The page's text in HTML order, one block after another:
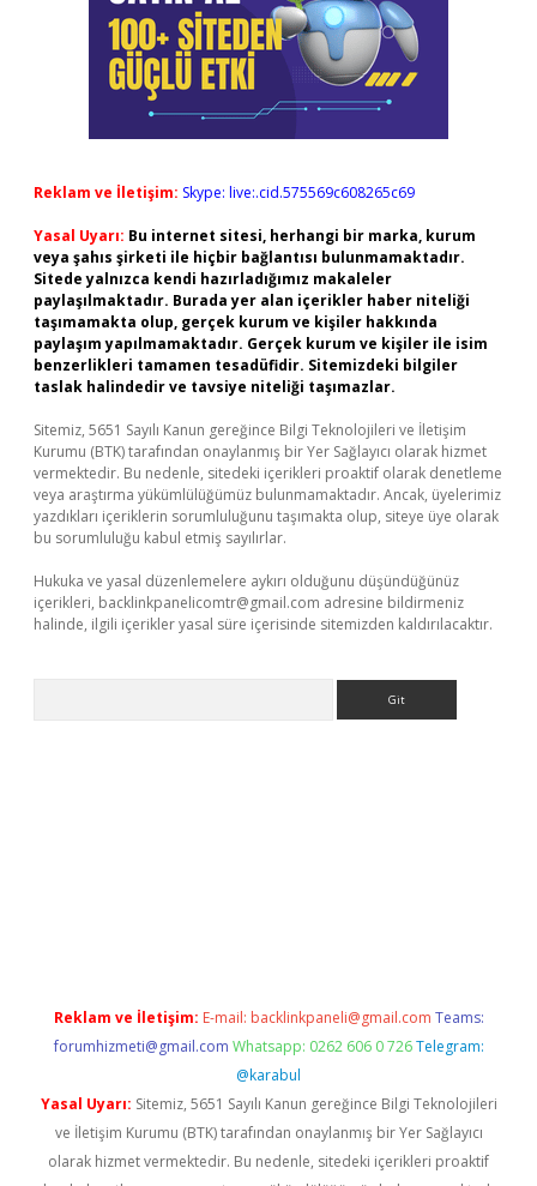
Reklam ve İletişim: Skype: live:.cid.575569c608265c69
Yasal Uyarı: Bu internet sitesi, herhangi bir marka, kurum
veya şahıs şirketi ile hiçbir bağlantısı bulunmamaktadır.
Sitede yalnızca kendi hazırladığımız makaleler
paylaşılmaktadır. Burada yer alan içerikler haber niteliği
taşımamakta olup, gerçek kurum ve kişiler hakkında
paylaşım yapılmamaktadır. Gerçek kurum ve kişiler ile isim
benzerlikleri tamamen tesadüfidir. Sitemizdeki bilgiler
taslak halindedir ve tavsiye niteliği taşımazlar.
Sitemiz, 5651 Sayılı Kanun gereğince Bilgi Teknolojileri ve İletişim
Kurumu (BTK) tarafından onaylanmış bir Yer Sağlayıcı olarak hizmet
vermektedir. Bu nedenle, sitedeki içerikleri proaktif olarak denetleme
veya araştırma yükümlülüğümüz bulunmamaktadır. Ancak, üyelerimiz
yazdıkları içeriklerin sorumluluğunu taşımakta olup, siteye üye olarak
bu sorumluluğu kabul etmiş sayılırlar.
Hukuka ve yasal düzenlemelere aykırı olduğunu düşündüğünüz
içerikleri, backlinkpanelicomtr@gmail.com adresine bildirmeniz
halinde, ilgili içerikler yasal süre içerisinde sitemizden kaldırılacaktır.
Reklam ve İletişim: E-mail: backlinkpaneli@gmail.com Teams:
forumhizmeti@gmail.com Whatsapp: 0262 606 0 726 Telegram:
@karabul
Yasal Uyarı: Sitemiz, 5651 Sayılı Kanun gereğince Bilgi Teknolojileri
ve İletişim Kurumu (BTK) tarafından onaylanmış bir Yer Sağlayıcı
olarak hizmet vermektedir. Bu nedenle, sitedeki içerikleri proaktif